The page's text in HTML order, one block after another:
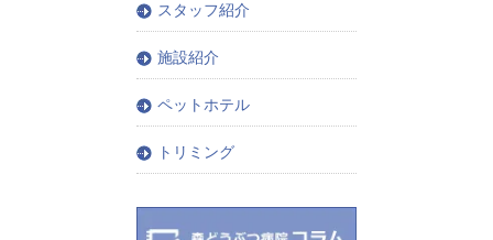
スタッフ紹介
施設紹介
ペットホテル
トリミング